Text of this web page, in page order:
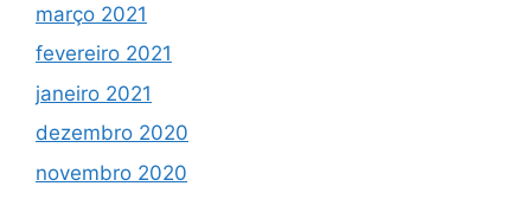
março 2021
fevereiro 2021
janeiro 2021
dezembro 2020
novembro 2020